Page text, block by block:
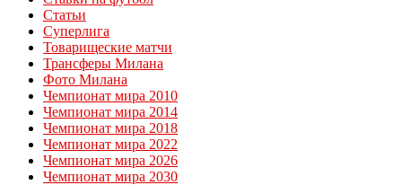
Статьи
Суперлига
Товарищеские матчи
Трансферы Милана
Фото Милана
Чемпионат мира 2010
Чемпионат мира 2014
Чемпионат мира 2018
Чемпионат мира 2022
Чемпионат мира 2026
Чемпионат мира 2030